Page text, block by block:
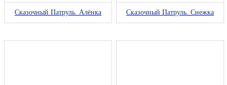
Сказочный Патруль. Алёнка Сказочный Патруль. Снежка